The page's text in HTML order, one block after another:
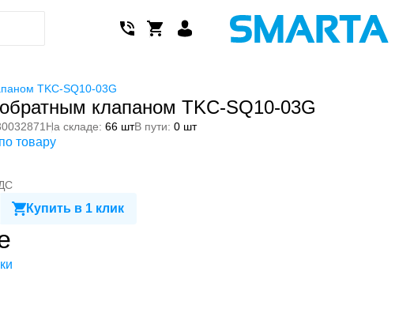
TKC-SQ10-03G
клапаном TKC-SQ10-03G
На складе: 66 штВ пути: 0 шт
товару
Купить в 1 клик